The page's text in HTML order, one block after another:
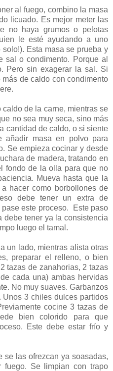
al fuego, combino la masa
licuado. Es mejor meter las
no haya grumos o pelotas
le esté ayudando a uno
Esta masa se prueba y
sal o condimento. Porque al
Pero sin exagerar la sal. Si
de caldo con condimento
de la carne, mientras se
no sea muy seca, sino más
cantidad de caldo, o si siente
añadir masa en polvo para
Se empieza cocinar y desde
de madera, tratando en
fondo de la olla para que no
Mueva hasta que la
hacer como borbollones de
debe tener un extra de
este proceso.
Este paso
debe tener ya la consistencia
luego el tamal.
un lado, mientras alista otras
preparar el relleno, o bien
tazas de zanahorias, 2 tazas
cada una) ambas hervidas
No muy suaves. Garbanzos
3 chiles dulces partidos
cocine 3 tazas de
bien colorido para que
Este debe estar frío y
se las ofrezcan ya soasadas,
Se limpian con trapo